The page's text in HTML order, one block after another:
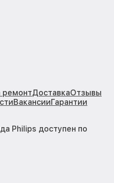
ремонтДоставкаОтзывы
ВакансииГарантии
Philips доступен по